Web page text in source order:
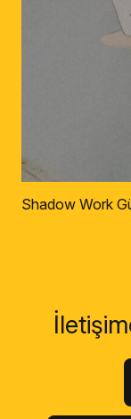
Shadow Work